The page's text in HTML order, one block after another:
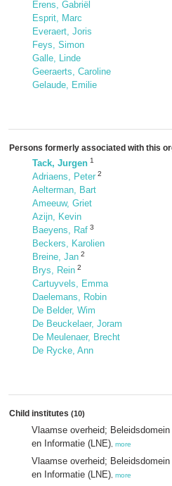
Erens, Gabriël
Esprit, Marc
Everaert, Joris
Feys, Simon
Galle, Linde
Geeraerts, Caroline
Gelaude, Emilie
Persons formerly associated with this
Tack, Jurgen 1
Adriaens, Peter 2
Aelterman, Bart
Ameeuw, Griet
Azijn, Kevin
Baeyens, Raf 3
Beckers, Karolien
Breine, Jan 2
Brys, Rein 2
Cartuyvels, Emma
Daelemans, Robin
De Belder, Wim
De Beuckelaer, Joram
De Meulenaer, Brecht
De Rycke, Ann
Child institutes (10)
Vlaamse overheid;
en Informatie (LNE) more
Vlaamse overheid;
en Informatie (LNE) more